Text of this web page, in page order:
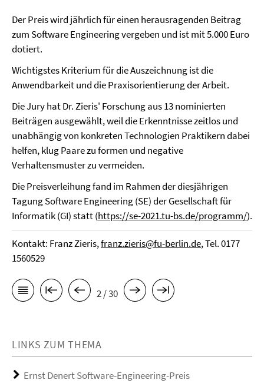
Der Preis wird jährlich für einen herausragenden Beitrag
zum Software Engineering vergeben und ist mit 5.000 Euro
dotiert.
Wichtigstes Kriterium für die Auszeichnung ist die
Anwendbarkeit und die Praxisorientierung der Arbeit.
Die Jury hat Dr. Zieris' Forschung aus 13 nominierten
Beiträgen ausgewählt, weil die Erkenntnisse zeitlos und
unabhängig von konkreten Technologien Praktikern dabei
helfen, klug Paare zu formen und negative
Verhaltensmuster zu vermeiden.
Die Preisverleihung fand im Rahmen der diesjährigen
Tagung Software Engineering (SE) der Gesellschaft für
Informatik (GI) statt (https://se-2021.tu-bs.de/programm/).
Kontakt: Franz Zieris,franz.zieris@fu-berlin.de, Tel. 0177
1560529
2 / 30
LINKS ZUM THEMA
Ernst Denert Software-Engineering-Preis